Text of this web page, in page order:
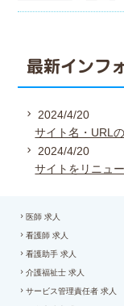
最新インフ
2024/4/20
サイト名・URL
2024/4/20
サイトをリニュ
医師 求人
看護師 求人
看護助手 求人
介護福祉士 求人
サービス管理責任者 求人